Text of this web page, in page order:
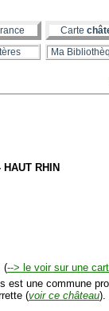
Carte
Ma
HAUT RHIN
--> le voir sur une
est une commune
(voir ce château).